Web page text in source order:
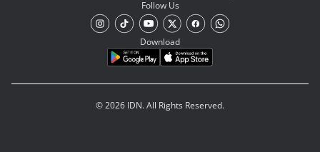
Follow Us
Download
© 2026 IDN. All Rights Reserved.